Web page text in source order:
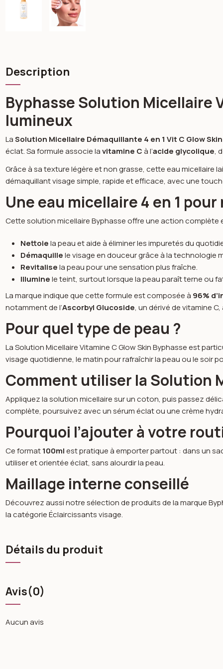
Description
Byphasse Solution Micellaire
lumineux
LaSolution Micellaire Démaquillante 4 en 1 Vit C Glow
éclat. Sa formule associe lavitamine Cà l’acide glycolique,
Grâce à sa texture légère et non grasse, cette eau micellaire
démaquillant visage simple, rapide et efficace, avec une
Une eau micellaire 4 en 1
Cette solution micellaire Byphasse offre une action complète
Nettoiela peau et aide à éliminer les impuretés du
Démaquillele visage en douceur grâce à la technologie
Revitalisela peau pour une sensation plus fraîche.
Illuminele teint, surtout lorsque la peau paraît terne ou
La marque indique que cette formule est composée à 96%
notamment de l’Ascorbyl Glucoside, un dérivé de vitamine C,
Pour quel type de peau ?
La Solution Micellaire Vitamine C Glow Skin Byphasse est
visage quotidienne, le matin pour rafraîchir la peau ou le soir
Comment utiliser la Solution
Appliquez la solution micellaire sur un coton, puis passez
complète, poursuivez avec un sérum éclat ou une crème
Pourquoi l’ajouter à votre
Ce format100mlest pratique à emporter partout : dans un
utiliser et orientée éclat, sans alourdir la peau.
Maillage interne conseillé
Découvrez aussi notre sélection de produits de la marque
la catégorieÉclaircissants visage.
Détails du produit
Avis(0)
Aucun avis